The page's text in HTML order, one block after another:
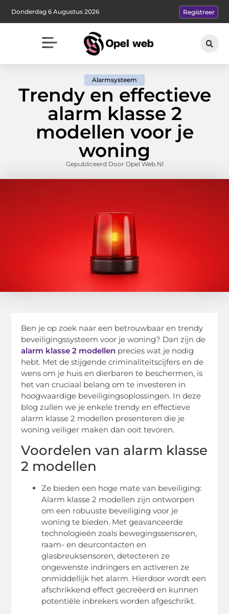
Donderdag 6 Augustus 2026 Registreer
Alarmsysteem
Trendy en effectieve
alarm klasse 2
modellen voor je
woning
Gepubliceerd Door Opel Web.nl
Ben je op zoek naar een betrouwbaar en trendy
beveiligingssysteem voor je woning? Dan zijn de
alarm klasse 2 modellen precies wat je nodig
hebt. Met de stijgende criminaliteitscijfers en de
wens om je huis en dierbaren te beschermen, is
het van cruciaal belang om te investeren in
hoogwaardige beveiligingsoplossingen. In deze
blog zullen we je enkele trendy en effectieve
alarm klasse 2 modellen presenteren die je
woning veiliger maken dan ooit tevoren.
Voordelen van alarm klasse
2 modellen
Ze bieden een hoge mate van beveiliging:
Alarm klasse 2 modellen zijn ontworpen
om een robuuste beveiliging voor je
woning te bieden. Met geavanceerde
technologieën zoals bewegingssensoren,
raam- en deurcontacten en
glasbreuksensoren, detecteren ze
ongewenste indringers en activeren ze
onmiddellijk het alarm. Hierdoor wordt een
afschrikkend effect gecreëerd en kunnen
potentiële inbrekers worden afgeschrikt.